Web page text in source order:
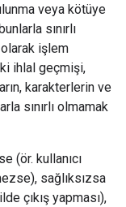
veya kötüye
sınırlı
işlem
ihlal geçmişi,
karakterlerin ve
sınırlı olmamak
(ör. kullanıcı
sağlıksızsa
çıkış yapması),